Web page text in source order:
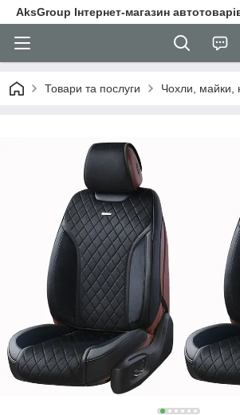
AksGroup Інтернет-магазин
Товари та послуги Чохли, майки,